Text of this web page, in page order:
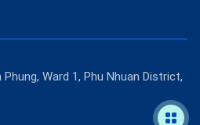
Ward 1, Phu Nhuan District,